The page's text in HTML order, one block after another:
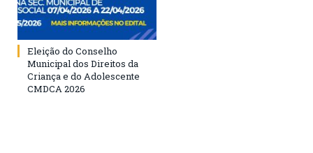
Eleição do Conselho
Municipal dos Direitos da
Criança e do Adolescente
CMDCA 2026